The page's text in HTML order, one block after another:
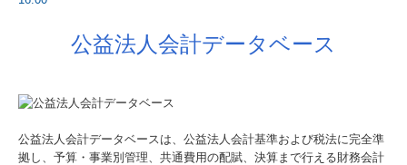
お客さまの声
デジタル化支援
相続税・資産税について
公益法人会計データベース
公益法人会計データベースは、公益法人会計基準および税法に完全準
拠し、予算・事業別管理、共通費用の配賦、決算まで行える財務会計